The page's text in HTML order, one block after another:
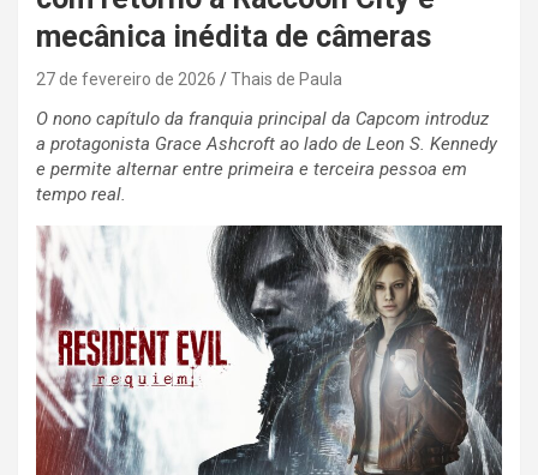
mecânica inédita de câmeras
27 de fevereiro de 2026 Thais de Paula
O nono capítulo da franquia principal da Capcom introduz
a protagonista Grace Ashcroft ao lado de Leon S. Kennedy
e permite alternar entre primeira e terceira pessoa em
tempo real.